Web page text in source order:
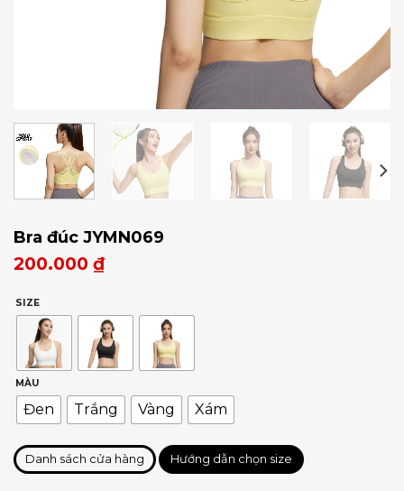
Bra đúc JYMN069
200.000 ₫
SIZE
MÀU
Đen Trắng Vàng Xám
Danh sách cửa hàng Hướng dẫn chọn size